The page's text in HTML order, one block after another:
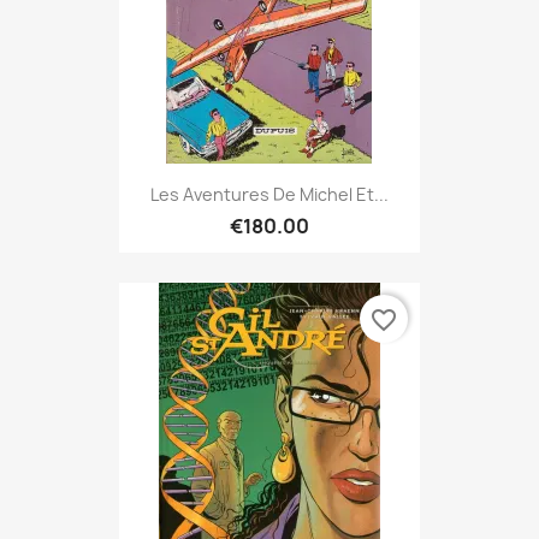
Les Aventures De Michel Et...
€180.00
favorite_border